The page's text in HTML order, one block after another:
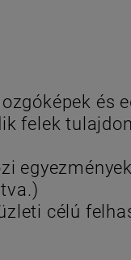
és
felek
célú